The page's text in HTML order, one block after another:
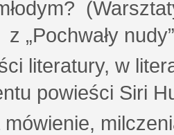
„Pochwały
literatury, w
powieści Siri
mówienie,